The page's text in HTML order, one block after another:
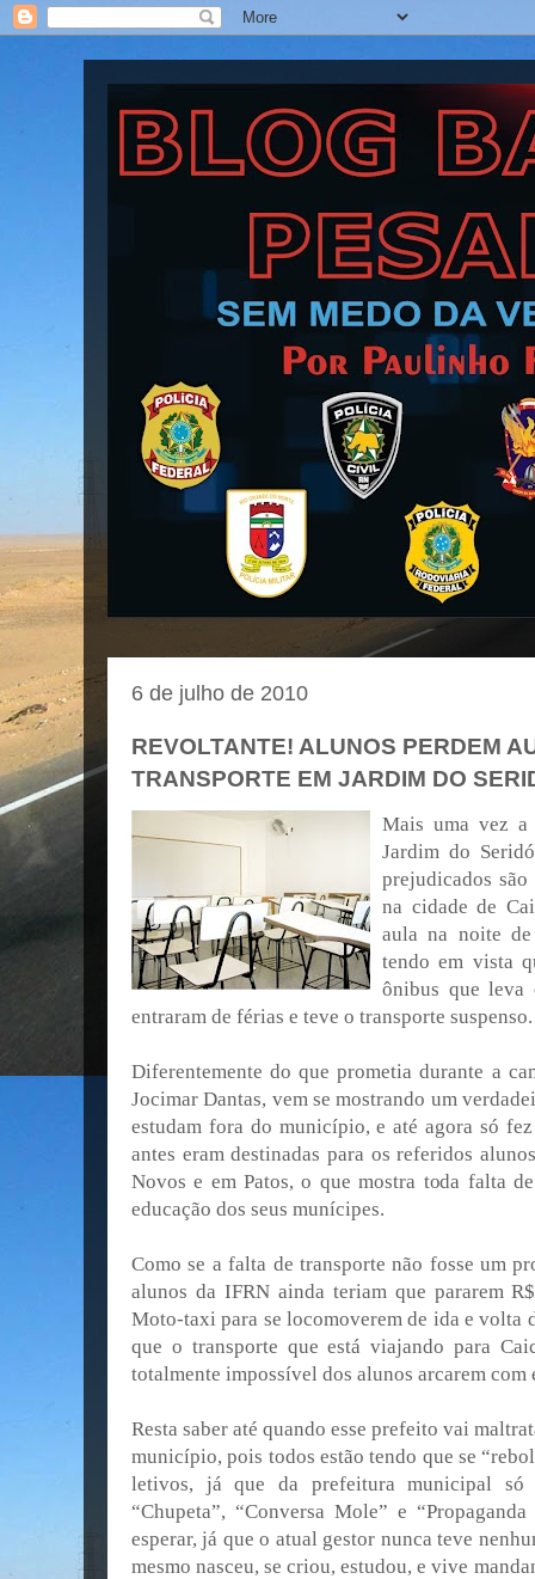
Blog Barra Pesada
6 de julho de 2010
REVOLTANTE! ALUNOS PERDEM
TRANSPORTE EM JARDIM DO
Mais uma vez a
Jardim do
prejudicados
na cidade de
aula na noite
tendo em vista
ônibus que leva
entraram de férias e teve o transporte suspenso.
Diferentemente do que prometia durante a
Jocimar Dantas, vem se mostrando um
estudam fora do município, e até agora só
antes eram destinadas para os referidos
Novos e em Patos, o que mostra toda falta
educação dos seus munícipes.
Como se a falta de transporte não fosse um
alunos da IFRN ainda teriam que pararem
Moto-taxi para se locomoverem de ida e volta
que o transporte que está viajando para
totalmente impossível dos alunos arcarem com
Resta saber até quando esse prefeito vai
município, pois todos estão tendo que se
letivos, já que da prefeitura municipal só
“Chupeta”, “Conversa Mole” e
esperar, já que o atual gestor nunca teve
mesmo nasceu, se criou, estudou, e vive